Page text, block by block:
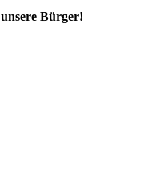
Bürger!